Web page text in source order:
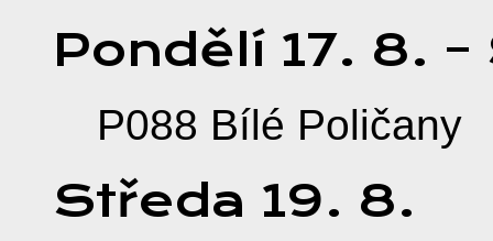
Pondělí 17. 8. –
P088 Bílé Poličany
Středa 19. 8.